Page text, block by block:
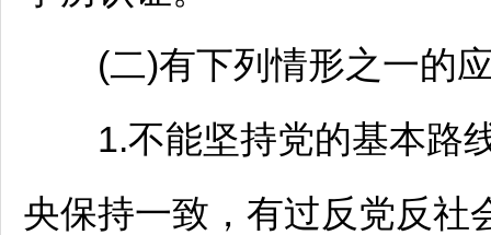
(二)有下列情形之一的
1.不能坚持党的基本路线
央保持一致，有过反党反社